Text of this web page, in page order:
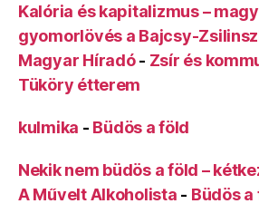
Kalória és kapitalizmus –
gyomorlövés a Bajcsy-
Magyar Híradó- Zsír és
Tüköry étterem
kulmika - Büdös a föld
Nekik nem büdös a föld –
A Művelt Alkoholista - Büdös a